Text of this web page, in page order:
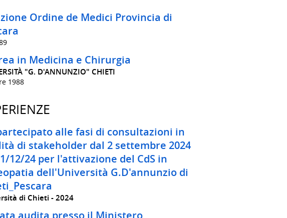
Ordine de Medici Provincia di
in Medicina e Chirurgia
"G. D'ANNUNZIO" CHIETI
1988
alle fasi di consultazioni in
di stakeholder dal 2 settembre 2024
12/24 per l'attivazione del CdS in
dell'Università G.D'annunzio di
di Chieti 2024
audita presso il Ministero